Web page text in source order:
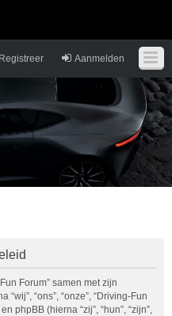
Aanmelden
Registreer
Forum” samen met zijn
“ons”, “onze”, “Driving-Fun
phpBB (hierna “zij”, “hun”, “zijn”,